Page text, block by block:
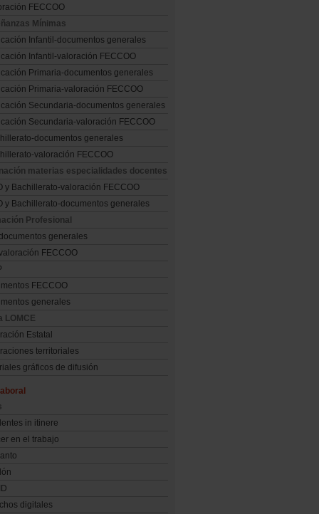
FECCOO
Mínimas
Infantil-documentos generales
Infantil-valoración FECCOO
Primaria-documentos generales
Primaria-valoración FECCOO
Secundaria-documentos generales
Secundaria-valoración FECCOO
documentos generales
valoración FECCOO
materias especialidades docentes
y Bachillerato-valoración FECCOO
y Bachillerato-documentos generales
Profesional
generales
FECCOO
FECCOO
generales
LOMCE
Estatal
territoriales
gráficos de difusión
in itinere
en el trabajo
digitales